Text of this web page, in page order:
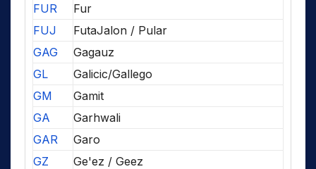
FUR
Fur
FUJ
FutaJalon / Pular
GAG
Gagauz
GL
Galicic/Gallego
GM
Gamit
GA
Garhwali
GAR
Garo
GZ
Ge'ez / Geez